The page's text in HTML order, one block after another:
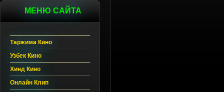
Hind kino
Uzbek tilida
МЕНЮ САЙТА
Таржима Кино
Узбек Кино
Хинд Кино
Онлайн Клип